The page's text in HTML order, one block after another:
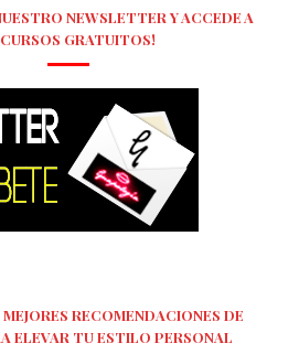
NEWSLETTER Y ACCEDE A
GRATUITOS!
RECOMENDACIONES DE
ELEVAR TU ESTILO PERSONAL